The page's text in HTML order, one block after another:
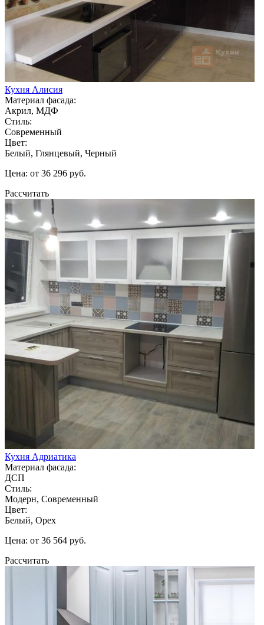
Кухня Алисия
Материал фасада:
Акрил, МДФ
Стиль:
Современный
Цвет:
Белый, Глянцевый, Черный
Цена: от 36 296 руб.
Рассчитать
Кухня Адриатика
Материал фасада:
ДСП
Стиль:
Модерн, Современный
Цвет:
Белый, Орех
Цена: от 36 564 руб.
Рассчитать